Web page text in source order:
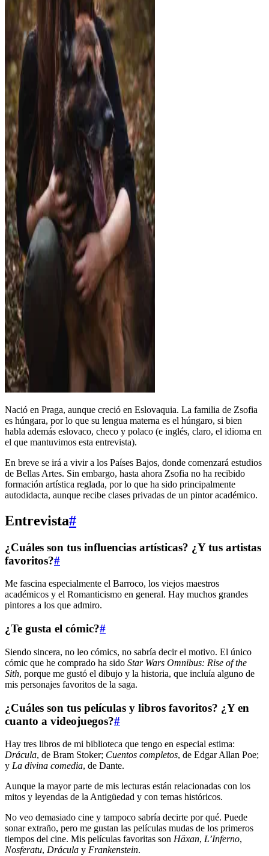
Nació en Praga, aunque creció en Eslovaquia. La familia de Zsofia
es húngara, por lo que su lengua materna es el húngaro, si bien
habla además eslovaco, checo y polaco (e inglés, claro, el idioma en
el que mantuvimos esta entrevista).
En breve se irá a vivir a los Países Bajos, donde comenzará estudios
de Bellas Artes. Sin embargo, hasta ahora Zsofia no ha recibido
formación artística reglada, por lo que ha sido principalmente
autodidacta, aunque recibe clases privadas de un pintor académico.
Entrevista#
¿Cuáles son tus influencias artísticas? ¿Y tus artistas
favoritos?#
Me fascina especialmente el Barroco, los viejos maestros
académicos y el Romanticismo en general. Hay muchos grandes
pintores a los que admiro.
¿Te gusta el cómic?#
Siendo sincera, no leo cómics, no sabría decir el motivo. El único
cómic que he comprado ha sido Star Wars Omnibus: Rise of the
Sith, porque me gustó el dibujo y la historia, que incluía alguno de
mis personajes favoritos de la saga.
¿Cuáles son tus películas y libros favoritos? ¿Y en
cuanto a videojuegos?#
Hay tres libros de mi biblioteca que tengo en especial estima:
Drácula, de Bram Stoker; Cuentos completos, de Edgar Allan Poe;
y La divina comedia, de Dante.
Aunque la mayor parte de mis lecturas están relacionadas con los
mitos y leyendas de la Antigüedad y con temas históricos.
No veo demasiado cine y tampoco sabría decirte por qué. Puede
sonar extraño, pero me gustan las películas mudas de los primeros
tiempos del cine. Mis películas favoritas son Häxan, L’Inferno,
Nosferatu, Drácula y Frankenstein.